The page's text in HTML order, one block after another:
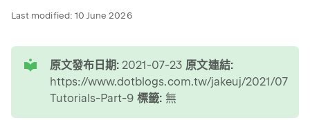
Last modified: 10 June 2026
原文發布日期: 2021-07-23 原文連結:
https://www.dotblogs.com.tw/jakeuj/2021/07/
Tutorials-Part-9標籤: 無